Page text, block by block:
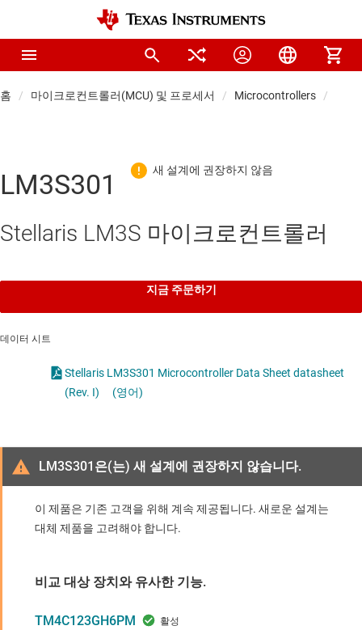
홈 마이크로컨트롤러(MCU) 및 프로세서 Microcontrollers
LM3S301
Stellaris LM3S 마이크로컨트롤러
지금 주문하기
데이터 시트
Stellaris LM3S301 Microcontroller Data Sheet datasheet
(Rev. I)
(영어)
LM3S301은(는) 새 설계에 권장하지 않습니다.
이 제품은 기존 고객을 위해 계속 제공됩니다. 새로운 설계는
대체 제품을 고려해야 합니다.
비교 대상 장치와 유사한 기능.
TM4C123GH6PM